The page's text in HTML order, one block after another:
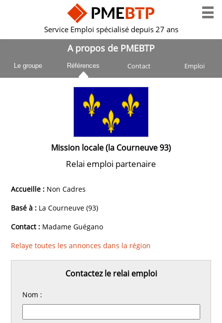
Service Emploi spécialisé depuis 27 ans
A propos de PMEBTP
Le groupe Références Contact Emploi
Mission locale (la Courneuve 93)
Relai emploi partenaire
Accueille : Non Cadres
Basé à : La Courneuve (93)
Contact : Madame Guégano
Relaye toutes les annonces dans la région
Contactez le relai emploi
Nom :